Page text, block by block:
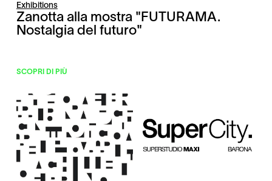
Exhibitions
Zanotta alla mostra "FUTURAMA.
Nostalgia del futuro"
SCOPRI DI PIÙ